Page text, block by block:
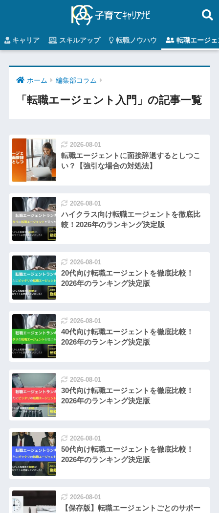
キャリア スキルアップ 転職ノウハウ 転職エージ
ホーム 編集部コラム
「転職エージェント入門」の記事一覧
2026-08-01
転職エージェントに面接辞退するとしつこ
い？【強引な場合の対処法】
2026-08-01
ハイクラス向け転職エージェントを徹底比
較！2026年のランキング決定版
2026-08-01
20代向け転職エージェントを徹底比較！
2026年のランキング決定版
2026-08-01
40代向け転職エージェントを徹底比較！
2026年のランキング決定版
2026-08-01
30代向け転職エージェントを徹底比較！
2026年のランキング決定版
2026-08-01
50代向け転職エージェントを徹底比較！
2026年のランキング決定版
2026-08-01
【保存版】転職エージェントごとのサポー